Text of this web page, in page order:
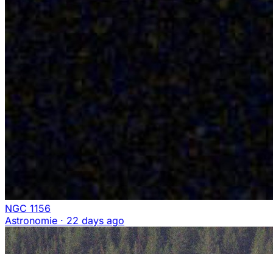
NGC 1156
Astronomie · 22 days ago